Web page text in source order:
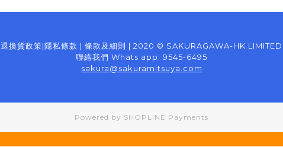
退換貨政策|隱私條款 | 條款及細則 | 2020 © SAKURAGAWA-HK LIMITED
聯絡我們 Whats app: 9545-6495
sakura@sakuramitsuya.com
Powered by SHOPLINE Payments